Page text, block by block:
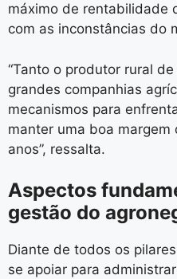
máximo de rentabilidade
com as inconstâncias do
“Tanto o produtor rural
grandes companhias
mecanismos para
manter uma boa margem
anos”, ressalta.
Aspectos
gestão do
Diante de todos os
se apoiar para